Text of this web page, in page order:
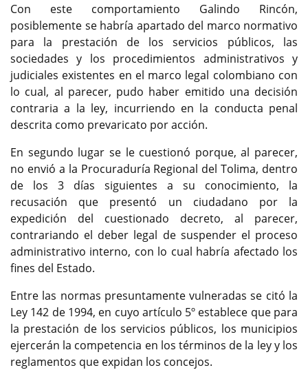
Con este comportamiento Galindo Rincón,
posiblemente se habría apartado del marco normativo
para la prestación de los servicios públicos, las
sociedades y los procedimientos administrativos y
judiciales existentes en el marco legal colombiano con
lo cual, al parecer, pudo haber emitido una decisión
contraria a la ley, incurriendo en la conducta penal
descrita como prevaricato por acción.
En segundo lugar se le cuestionó porque, al parecer,
no envió a la Procuraduría Regional del Tolima, dentro
de los 3 días siguientes a su conocimiento, la
recusación que presentó un ciudadano por la
expedición del cuestionado decreto, al parecer,
contrariando el deber legal de suspender el proceso
administrativo interno, con lo cual habría afectado los
fines del Estado.
Entre las normas presuntamente vulneradas se citó la
Ley 142 de 1994, en cuyo artículo 5º establece que para
la prestación de los servicios públicos, los municipios
ejercerán la competencia en los términos de la ley y los
reglamentos que expidan los concejos.